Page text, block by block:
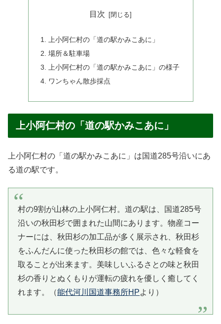
目次
上小阿仁村の「道の駅かみこあに」
場所＆駐車場
上小阿仁村の「道の駅かみこあに」の様子
ワンちゃん散歩採点
上小阿仁村の「道の駅かみこあに」
上小阿仁村の「道の駅かみこあに」は国道285号沿いにあ
る道の駅です。
村の9割が山林の上小阿仁村。道の駅は、国道285号
沿いの秋田杉で囲まれた山間にあります。物産コー
ナーには、秋田杉の加工品が多く展示され、秋田杉
をふんだんに使った秋田杉の館では、色々な軽食を
取ることが出来ます。美味しいふるさとの味と秋田
杉の香りとぬくもりが運転の疲れを優しく癒してく
れます。（能代河川国道事務所HPより）